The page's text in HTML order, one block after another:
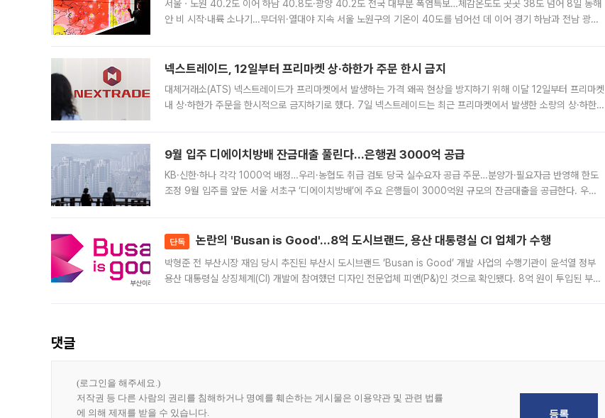
서울ㆍ노원 40.2도 이어 하남 40.8도·광양 40.2도 전국 대부분 폭염특보…체감온도도 곳곳 38도 넘어 8일 동해
안 비 시작·내륙 소나기…무더위·열대야 지속 서울 노원구의 기온이 40도를 넘어선 데 이어 경기 하남과 전남 광양
넥스트레이드, 12일부터 프리마켓 상·하한가 주문 한시 금지
대체거래소(ATS) 넥스트레이드가 프리마켓에서 발생하는 가격 왜곡 현상을 방지하기 위해 이달 12일부터 프리마켓
내 상·하한가 주문을 한시적으로 금지하기로 했다. 7일 넥스트레이드는 최근 프리마켓에서 발생한 소량의 상·하한
9월 입주 디에이치방배 잔금대출 풀린다…은행권 3000억 공급
KB·신한·하나 각각 1000억 배정…우리·농협도 취급 검토 당국 실수요자 공급 주문…분양가·필요자금 반영해 한도
조정 9월 입주를 앞둔 서울 서초구 ‘디에이치방배’에 주요 은행들이 3000억원 규모의 잔금대출을 공급한다. 우리
단독 논란의 'Busan is Good'…8억 도시브랜드, 용산 대통령실 CI 업체가 수행
박형준 전 부산시장 재임 당시 추진된 부산시 도시브랜드 ‘Busan is Good’ 개발 사업의 수행기관이 윤석열 정부
용산 대통령실 상징체계(CI) 개발에 참여했던 디자인 전문업체 피앤(P&)인 것으로 확인됐다. 8억 원이 투입된 부산
댓글